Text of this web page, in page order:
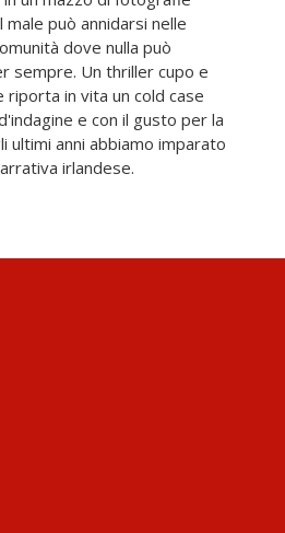
può annidarsi nelle
dove nulla può
sempre. Un thriller cupo e
riporta in vita un cold case
e con il gusto per la
ultimi anni abbiamo imparato
irlandese.